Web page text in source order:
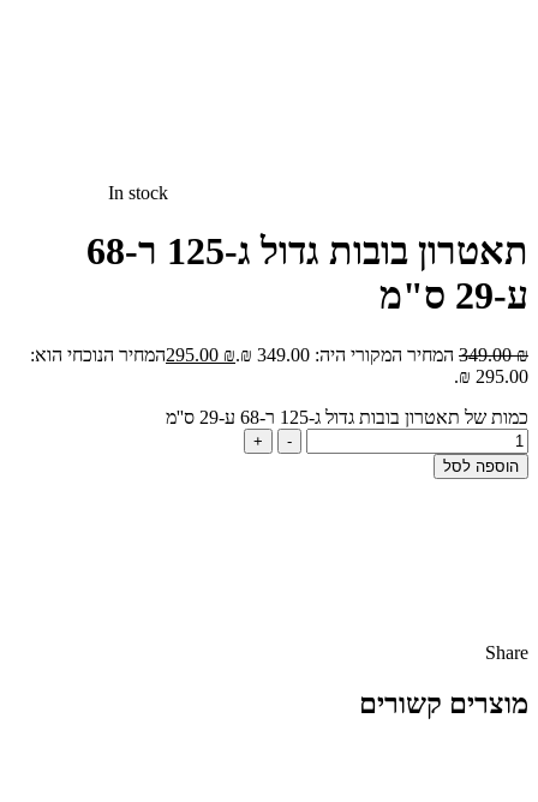
In stock
תאטרון בובות גדול ג-125 ר-68
ע-29 ס"מ
349.00₪ המחיר המקורי היה: 349.00 ₪. 295.00 ₪
המחיר הנוכחי הוא:
295.00 ₪.
כמות של תאטרון בובות גדול ג-125 ר-68 ע-29 ס''מ
-
+
הוספה לסל
Share
מוצרים קשורים